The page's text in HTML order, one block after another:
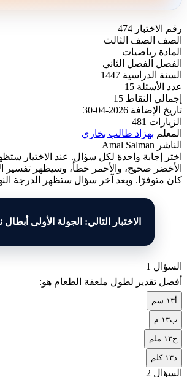
رقم الاختبار 474
الصف
الصف الثالث
المادة رياضيات
الفصل
الفصل الثاني
السنة الدراسية 1447
عدد الأسئلة 15
إجمالي النقاط 15
تاريخ الإضافة 2026-04-30
الزيارات
481
المعلم بهزاد طالب بخاري
الناشر Amal Salman
اختر إجابة واحدة لكل سؤال. عند الاختيار
الأخضر صحيح، والأحمر خطأ، وسيظهر تفسير
كان متوفرًا. وبعد آخر سؤال ستظهر الدرجة
الاختبار التالي: الجولة الأولى
السؤال 1
أفضل تقدير لطول ملعقة الطعام هو:
١٣ سم
ب١٣ م
ج١٣ ملم
١٣ كلم
السؤال 2